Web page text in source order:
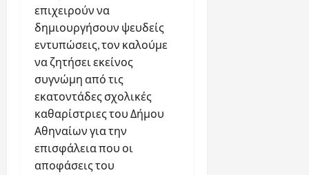
επιχειρούν να
δημιουργήσουν ψευδείς
εντυπώσεις, τον καλούμε
να ζητήσει εκείνος
συγνώμη από τις
εκατοντάδες σχολικές
καθαρίστριες του Δήμου
Αθηναίων για την
επισφάλεια που οι
αποφάσεις του